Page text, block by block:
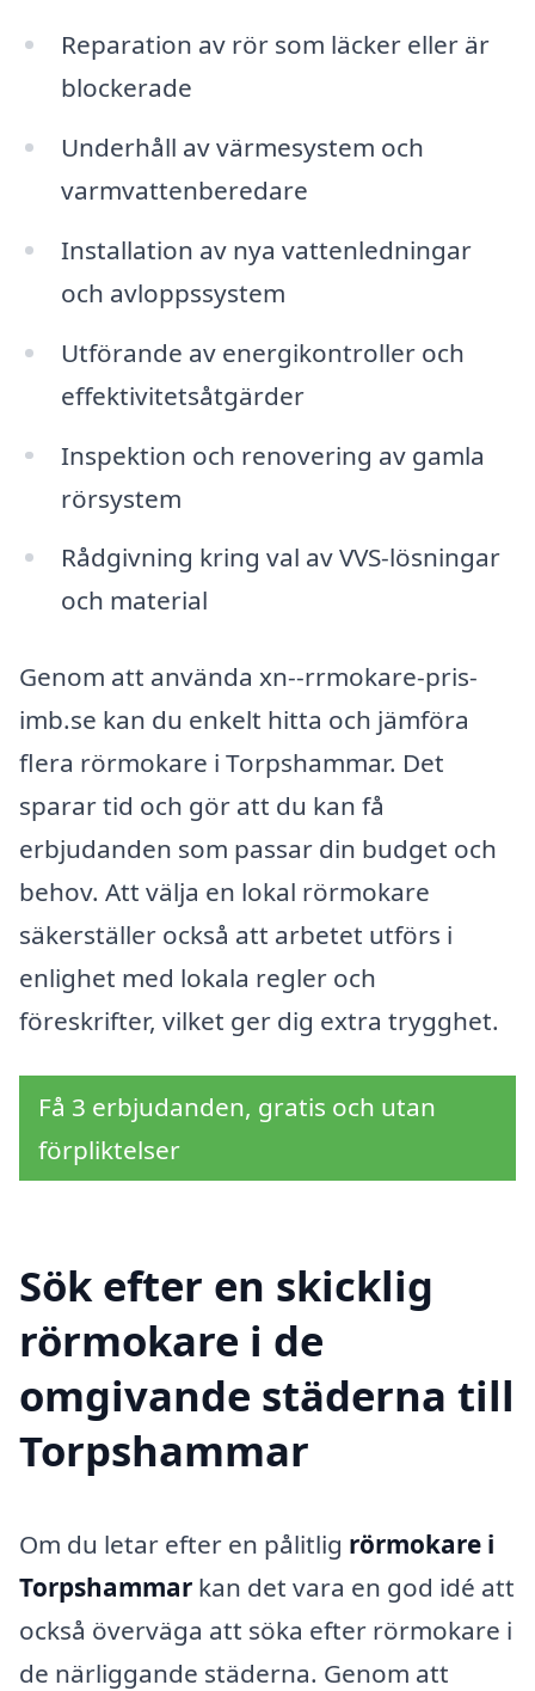
Reparation av rör som läcker eller är
blockerade
Underhåll av värmesystem och
varmvattenberedare
Installation av nya vattenledningar
och avloppssystem
Utförande av energikontroller och
effektivitetsåtgärder
Inspektion och renovering av gamla
rörsystem
Rådgivning kring val av VVS-lösningar
och material
Genom att använda xn--rrmokare-pris-
imb.se kan du enkelt hitta och jämföra
flera rörmokare i Torpshammar. Det
sparar tid och gör att du kan få
erbjudanden som passar din budget och
behov. Att välja en lokal rörmokare
säkerställer också att arbetet utförs i
enlighet med lokala regler och
föreskrifter, vilket ger dig extra trygghet.
Få 3 erbjudanden, gratis och utan
förpliktelser
Sök efter en skicklig
rörmokare i de
omgivande städerna till
Torpshammar
Om du letar efter en pålitlig rörmokare i
Torpshammar kan det vara en god idé att
också överväga att söka efter rörmokare i
de närliggande städerna. Genom att